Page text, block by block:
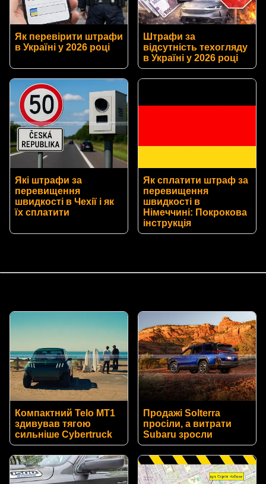
Як перевірити штрафи
в Україні у 2026 році
Штрафи за
відсутність техогляду
в Україні у 2026 році
Які штрафи за
перевищення
швидкості в Чехії і як
їх сплатити
Як сплатити штраф за
перевищення
швидкості в
Німеччині: Покрокова
інструкція
Компактний Telo MT1
здивував тягою
сильніше Cybertruck
Продажі Solterra
просіли, а витрати
Subaru зросли